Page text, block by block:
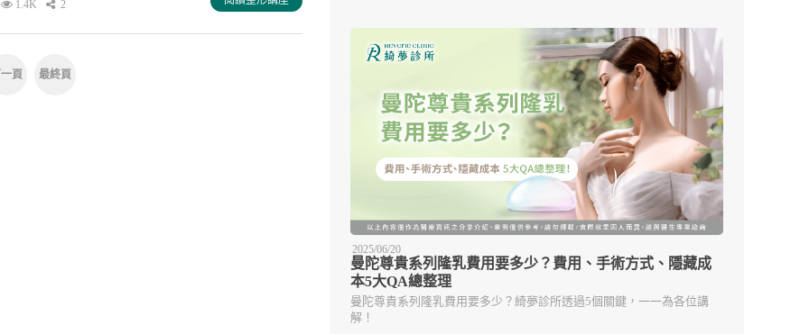
1.4K
2
頁 最終頁
2025/06/20
曼陀尊貴系列隆乳費用要多少？費用、手術方式、隱藏成
本5大QA總整理
曼陀尊貴系列隆乳費用要多少？綺夢診所透過5個關鍵，一一為各位講
解！